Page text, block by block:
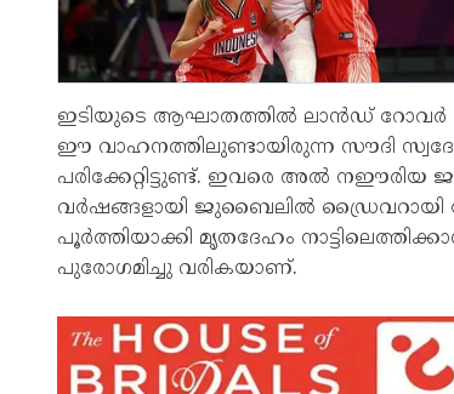
ഇടിയുടെ ആഘാതത്തിൽ ലാൻഡ് റോവർ
ഈ വാഹനത്തിലുണ്ടായിരുന്ന സൗദി
പരിക്കേറ്റിട്ടുണ്ട്. ഇവരെ അൽ നഈരിയ
വർഷങ്ങളായി ജുബൈലിൽ ഡ്രൈവറായി
പൂർത്തിയാക്കി മൃതദേഹം
പുരോഗമിച്ചു വരികയാണ്.